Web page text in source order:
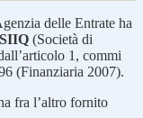
delle Entrate ha
(Società di
1, commi
(Finanziaria 2007).
fra l’altro fornito